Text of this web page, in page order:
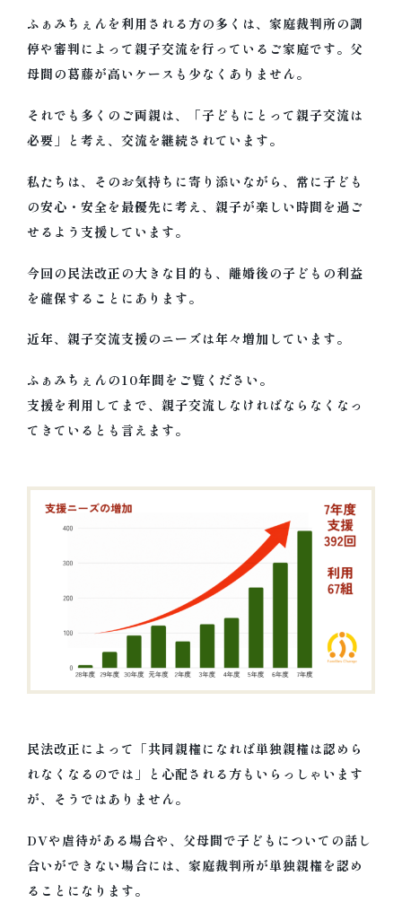
ふぁみちぇんを利用される方の多くは、家庭裁判所の調
停や審判によって親子交流を行っているご家庭です。父
母間の葛藤が高いケースも少なくありません。
それでも多くのご両親は、「子どもにとって親子交流は
必要」と考え、交流を継続されています。
私たちは、そのお気持ちに寄り添いながら、常に子ども
の安心・安全を最優先に考え、親子が楽しい時間を過ご
せるよう支援しています。
今回の民法改正の大きな目的も、離婚後の子どもの利益
を確保することにあります。
近年、親子交流支援のニーズは年々増加しています。
ふぁみちぇんの10年間をご覧ください。
支援を利用してまで、親子交流しなければならなくなっ
てきているとも言えます。
民法改正によって「共同親権になれば単独親権は認めら
れなくなるのでは」と心配される方もいらっしゃいます
が、そうではありません。
DVや虐待がある場合や、父母間で子どもについての話し
合いができない場合には、家庭裁判所が単独親権を認め
ることになります。